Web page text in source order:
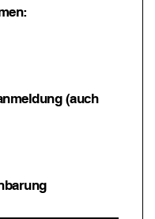
(auch